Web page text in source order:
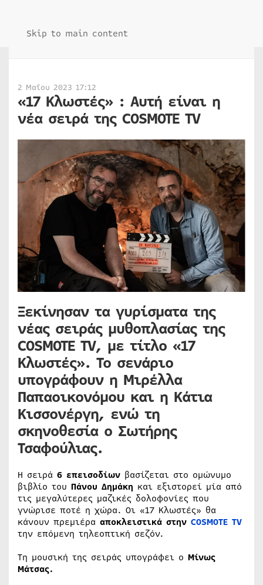
Skip to main content
2 Μαΐου 2023 17:12
«17 Κλωστές» : Αυτή είναι η
νέα σειρά της COSMOTE TV
Ξεκίνησαν τα γυρίσματα της
νέας σειράς μυθοπλασίας της
COSMOTE TV, με τίτλο «17
Κλωστές». Το σενάριο
υπογράφουν η Μιρέλλα
Παπαοικονόμου και η Κάτια
Κισσονέργη, ενώ τη
σκηνοθεσία ο Σωτήρης
Τσαφούλιας.
Η σειρά 6 επεισοδίων βασίζεται στο ομώνυμο
βιβλίο του Πάνου Δημάκη και εξιστορεί μία από
τις μεγαλύτερες μαζικές δολοφονίες που
γνώρισε ποτέ η χώρα. Οι «17 Κλωστές» θα
κάνουν πρεμιέρα αποκλειστικά στην COSMOTE TV
την επόμενη τηλεοπτική σεζόν.
Τη μουσική της σειράς υπογράφει ο Μίνως
Μάτσας.